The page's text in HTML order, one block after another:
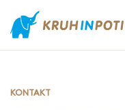
KONTAKT